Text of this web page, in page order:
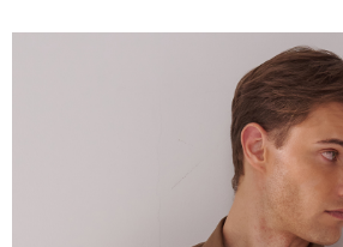
4. Setelah pesanan disahkan, anda akan
manakala ahli aplikasi akan menerima
5. Tiada bayaran diperlukan apabila anda
pembayaran di empat kedai serbaneka utama,
dalam talian dengan SMS pembayaran atau
Sila ambil perhatian bahawa tempoh
NT$120/pesanan | Penghantaran
NT$350/pesanan | Penghantaran